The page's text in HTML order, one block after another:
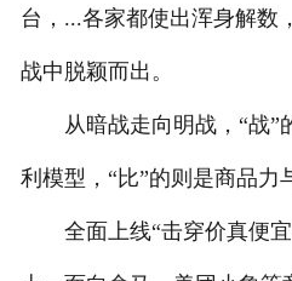
台，...各家都使出浑身解数
战中脱颖而出。
从暗战走向明战，“战”
利模型，“比”的则是商品力
全面上线“击穿价真便宜